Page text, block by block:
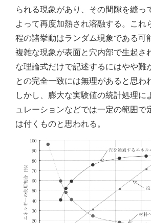
られる現象があり、その間隙を縫っ
よって再度加熱され溶融する。これ
程の諸挙動はランダム現象である可
複雑な現象が表面と穴内部で生起さ
な理論式だけで記述するにはやや難
との完全一致には無理があると思わ
しかし、膨大な実験値の統計処理に
ュレーションなどでは一定の範囲で
は付くものと思われる。